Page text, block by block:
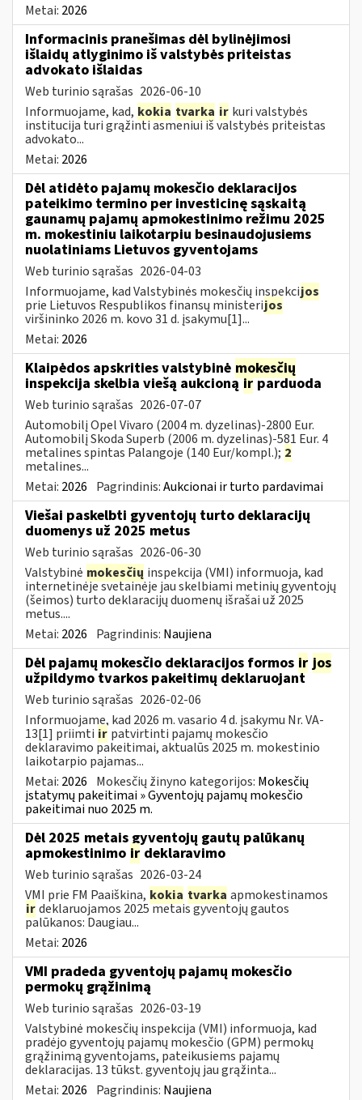
Metai: 2026
Informacinis pranešimas dėl bylinėjimosi
išlaidų atlyginimo iš valstybės priteistas
advokato išlaidas
Web turinio sąrašas 2026-06-10
Informuojame, kad, kokia tvarka ir kuri valstybės
institucija turi grąžinti asmeniui iš valstybės priteistas
advokato...
Metai: 2026
Dėl atidėto pajamų mokesčio deklaracijos
pateikimo termino per investicinę sąskaitą
gaunamų pajamų apmokestinimo režimu 2025
m. mokestiniu laikotarpiu besinaudojusiems
nuolatiniams Lietuvos gyventojams
Web turinio sąrašas 2026-04-03
Informuojame, kad Valstybinės mokesčių inspekcijos
prie Lietuvos Respublikos finansų ministerijos
viršininko 2026 m. kovo 31 d. įsakymu[1]...
Metai: 2026
Klaipėdos apskrities valstybinė mokesčių
inspekcija skelbia viešą aukcionąirparduoda
Web turinio sąrašas 2026-07-07
Automobilį Opel Vivaro (2004 m. dyzelinas)-2800 Eur.
Automobilį Skoda Superb (2006 m. dyzelinas)-581 Eur. 4
metalines spintas Palangoje (140 Eur/kompl.); 2
metalines...
Metai: 2026 Pagrindinis:Aukcionai ir turto pardavimai
Viešai paskelbti gyventojų turto deklaracijų
duomenys už 2025 metus
Web turinio sąrašas 2026-06-30
Valstybinė mokesčių inspekcija (VMI) informuoja, kad
internetinėje svetainėje jau skelbiami metinių gyventojų
(šeimos) turto deklaracijų duomenų išrašai už 2025
metus....
Metai: 2026 Pagrindinis: Naujiena
Dėl pajamų mokesčio deklaracijos formos ir jos
užpildymo tvarkos pakeitimų deklaruojant
Web turinio sąrašas 2026-02-06
Informuojame, kad 2026 m. vasario 4 d. įsakymu Nr. VA-
13[1] priimti ir patvirtinti pajamų mokesčio
deklaravimo pakeitimai, aktualūs 2025 m. mokestinio
laikotarpio pajamas...
Metai: 2026 Mokesčių žinyno kategorijos: Mokesčių
įstatymų pakeitimai » Gyventojų pajamų mokesčio
pakeitimai nuo 2025 m.
Dėl 2025 metais gyventojų gautų palūkanų
apmokestinimo ir deklaravimo
Web turinio sąrašas 2026-03-24
VMI prie FM Paaiškina, kokia tvarka apmokestinamos
irdeklaruojamos 2025 metais gyventojų gautos
palūkanos: Daugiau...
Metai: 2026
VMI pradeda gyventojų pajamų mokesčio
permokų grąžinimą
Web turinio sąrašas 2026-03-19
Valstybinė mokesčių inspekcija (VMI) informuoja, kad
pradėjo gyventojų pajamų mokesčio (GPM) permokų
grąžinimą gyventojams, pateikusiems pajamų
deklaracijas. 13 tūkst. gyventojų jau grąžinta...
Metai: 2026 Pagrindinis: Naujiena